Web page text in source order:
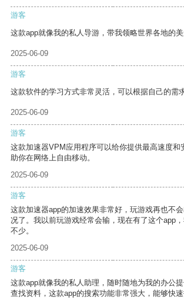
游客
这款app就像我的私人导游，带我领略世界各地的美
2025-06-09
游客
这款软件的学习方式非常灵活，可以根据自己的需
2025-06-09
游客
这款加速器VPM应用程序可以给你提供最高速度和
助你在网络上自由移动。
2025-06-09
游客
这款加速器app的加速效果非常好，玩游戏再也不
况了。我以前玩游戏经常会输，现在有了这个app
不少。
2025-06-09
游客
这款app就像我的私人助理，随时随地为我的办公
查找资料，这款app的搜索功能非常强大，能够快速